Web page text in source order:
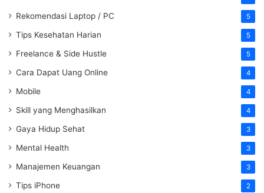
Rekomendasi Laptop / PC 5
Tips Kesehatan Harian 5
Freelance & Side Hustle 5
Cara Dapat Uang Online 4
Mobile 4
Skill yang Menghasilkan 4
Gaya Hidup Sehat 3
Mental Health 3
Manajemen Keuangan 3
Tips iPhone 2